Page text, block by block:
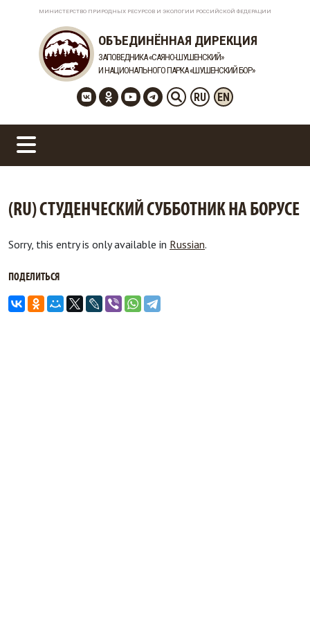
МИНИСТЕРСТВО ПРИРОДНЫХ РЕСУРСОВ И ЭКОЛОГИИ РОССИЙСКОЙ ФЕДЕРАЦИИ
ОБЪЕДИНЁННАЯ ДИРЕКЦИЯ
ЗАПОВЕДНИКА «САЯНО-ШУШЕНСКИЙ»
И НАЦИОНАЛЬНОГО ПАРКА «ШУШЕНСКИЙ БОР»
RU EN
(RU) СТУДЕНЧЕСКИЙ СУББОТНИК НА БОРУСЕ
Sorry, this entry is only available in Russian.
ПОДЕЛИТЬСЯ